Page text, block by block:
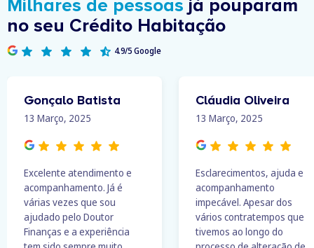
Milhares de pessoas já pouparam
no seu Crédito Habitação
4.9/5 Google
Gonçalo Batista
13 Março, 2025
Excelente atendimento e
acompanhamento. Já é
várias vezes que sou
ajudado pelo Doutor
Finanças e a experiência
Cláudia Oliveira
13 Março, 2025
Esclarecimentos, ajuda e
acompanhamento
impecável. Apesar dos
vários contratempos que
tivemos ao longo do